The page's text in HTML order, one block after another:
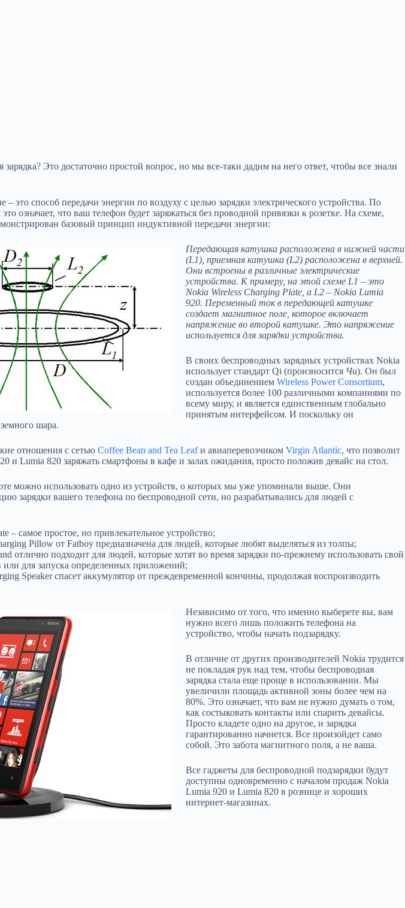
зарядка? Это достаточно простой вопрос, но мы все-таки дадим на него ответ, чтобы все знали
это способ передачи энергии по воздуху с целью зарядки электрического устройства. По
означает, что ваш телефон будет заряжаться без проводной привязки к розетке. На схеме,
базовый принцип индуктивной передачи энергии:
Передающая катушка расположена в нижней части
(L1), приемная катушка (L2) расположена в верхней.
Они встроены в различные электрические
устройства. К примеру, на этой схеме L1 – это
Nokia Wireless Charging Plate, а L2 – Nokia Lumia
920. Переменный ток в передающей катушке
создает магнитное поле, которое включает
напряжение во второй катушке. Это напряжение
используется для зарядки устройства.
В своих беспроводных зарядных устройствах Nokia
использует стандарт Qi (произносится Чи). Он был
создан объединением Wireless Power Consortium,
используется более 100 различными компаниями по
всему миру, и является единственным глобально
принятым интерфейсом. И поскольку он
шара.
отношения с сетью Coffee Bean and Tea Leafи авиаперевозчиком Virgin Atlantic, что позволит
и Lumia 820 заряжать смартфоны в кафе и залах ожидания, просто положив девайс на стол.
можно использовать одно из устройств, о которых мы уже упоминали выше. Они
зарядки вашего телефона по беспроводной сети, но разрабатывались для людей с
– самое простое, но привлекательное устройство;
Pillow от Fatboy предназначена для людей, которые любят выделяться из толпы;
отлично подходит для людей, которые хотят во время зарядки по-прежнему использовать свой
или для запуска определенных приложений;
Speaker спасет аккумулятор от преждевременной кончины, продолжая воспроизводить
Независимо от того, что именно выберете вы, вам
нужно всего лишь положить телефона на
устройство, чтобы начать подзарядку.
В отличие от других производителей Nokia трудится
не покладая рук над тем, чтобы беспроводная
зарядка стала еще проще в использовании. Мы
увеличили площадь активной зоны более чем на
80%. Это означает, что вам не нужно думать о том,
как состыковать контакты или спарить девайсы.
Просто кладете одно на другое, и зарядка
гарантированно начнется. Все произойдет само
собой. Это забота магнитного поля, а не ваша.
Все гаджеты для беспроводной подзарядки будут
доступны одновременно с началом продаж Nokia
Lumia 920 и Lumia 820 в рознице и хороших
интернет-магазинах.